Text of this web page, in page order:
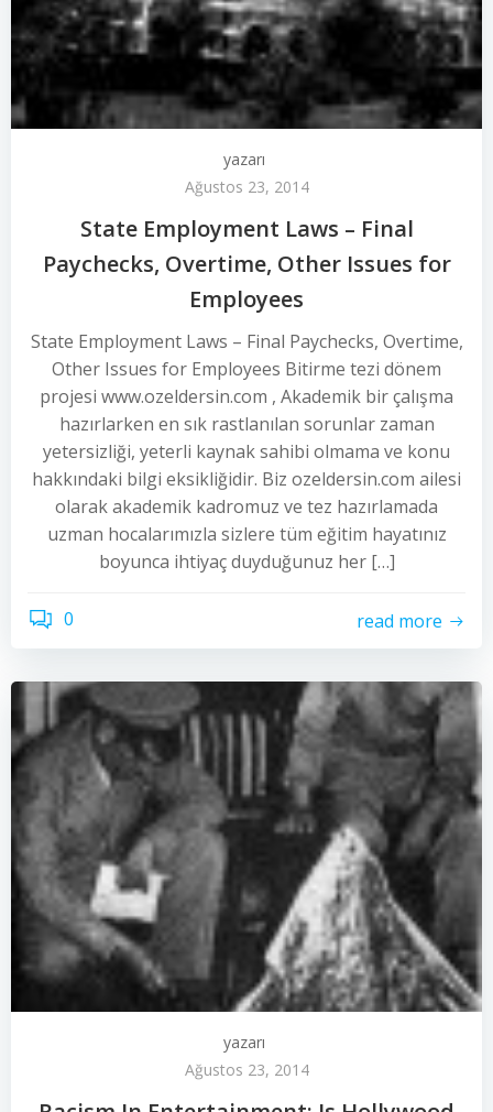
yazarı
Ağustos 23, 2014
State Employment Laws – Final
Paychecks, Overtime, Other Issues for
Employees
State Employment Laws – Final Paychecks, Overtime,
Other Issues for Employees Bitirme tezi dönem
projesi www.ozeldersin.com , Akademik bir çalışma
hazırlarken en sık rastlanılan sorunlar zaman
yetersizliği, yeterli kaynak sahibi olmama ve konu
hakkındaki bilgi eksikliğidir. Biz ozeldersin.com ailesi
olarak akademik kadromuz ve tez hazırlamada
uzman hocalarımızla sizlere tüm eğitim hayatınız
boyunca ihtiyaç duyduğunuz her […]
0 read more
yazarı
Ağustos 23, 2014